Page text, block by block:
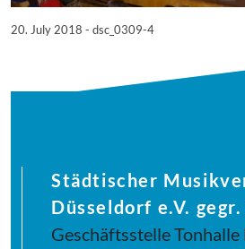
20. July 2018 - dsc_0309-4
Städtischer
Düsseldorf e.V.
Geschäftsstelle